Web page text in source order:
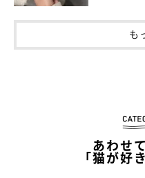
も
あわせ
「猫が好